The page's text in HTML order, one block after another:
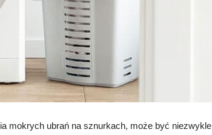
mokrych ubrań na sznurkach, może być niezwykle